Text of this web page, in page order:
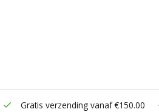
Gratis verzending vanaf €150.00